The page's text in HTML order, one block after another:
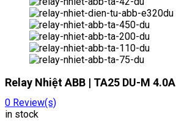
Relay Nhiệt ABB | TA25 DU-M 4.0A
0 Review(s)
in stock